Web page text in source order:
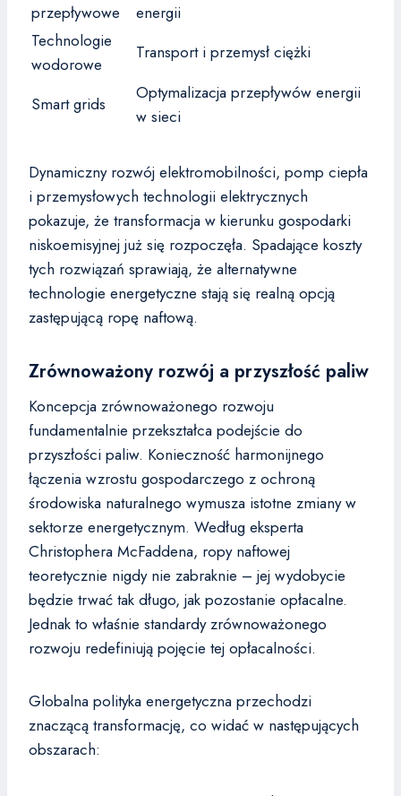
przepływowe
energii
Technologie
wodorowe
Transport i przemysł ciężki
Smart grids
Optymalizacja przepływów energii
w sieci
Dynamiczny rozwój elektromobilności, pomp ciepła
i przemysłowych technologii elektrycznych
pokazuje, że transformacja w kierunku gospodarki
niskoemisyjnej już się rozpoczęła. Spadające koszty
tych rozwiązań sprawiają, że alternatywne
technologie energetyczne stają się realną opcją
zastępującą ropę naftową.
Zrównoważony rozwój a przyszłość paliw
Koncepcja zrównoważonego rozwoju
fundamentalnie przekształca podejście do
przyszłości paliw. Konieczność harmonijnego
łączenia wzrostu gospodarczego z ochroną
środowiska naturalnego wymusza istotne zmiany w
sektorze energetycznym. Według eksperta
Christophera McFaddena, ropy naftowej
teoretycznie nigdy nie zabraknie – jej wydobycie
będzie trwać tak długo, jak pozostanie opłacalne.
Jednak to właśnie standardy zrównoważonego
rozwoju redefiniują pojęcie tej opłacalności.
Globalna polityka energetyczna przechodzi
znaczącą transformację, co widać w następujących
obszarach: